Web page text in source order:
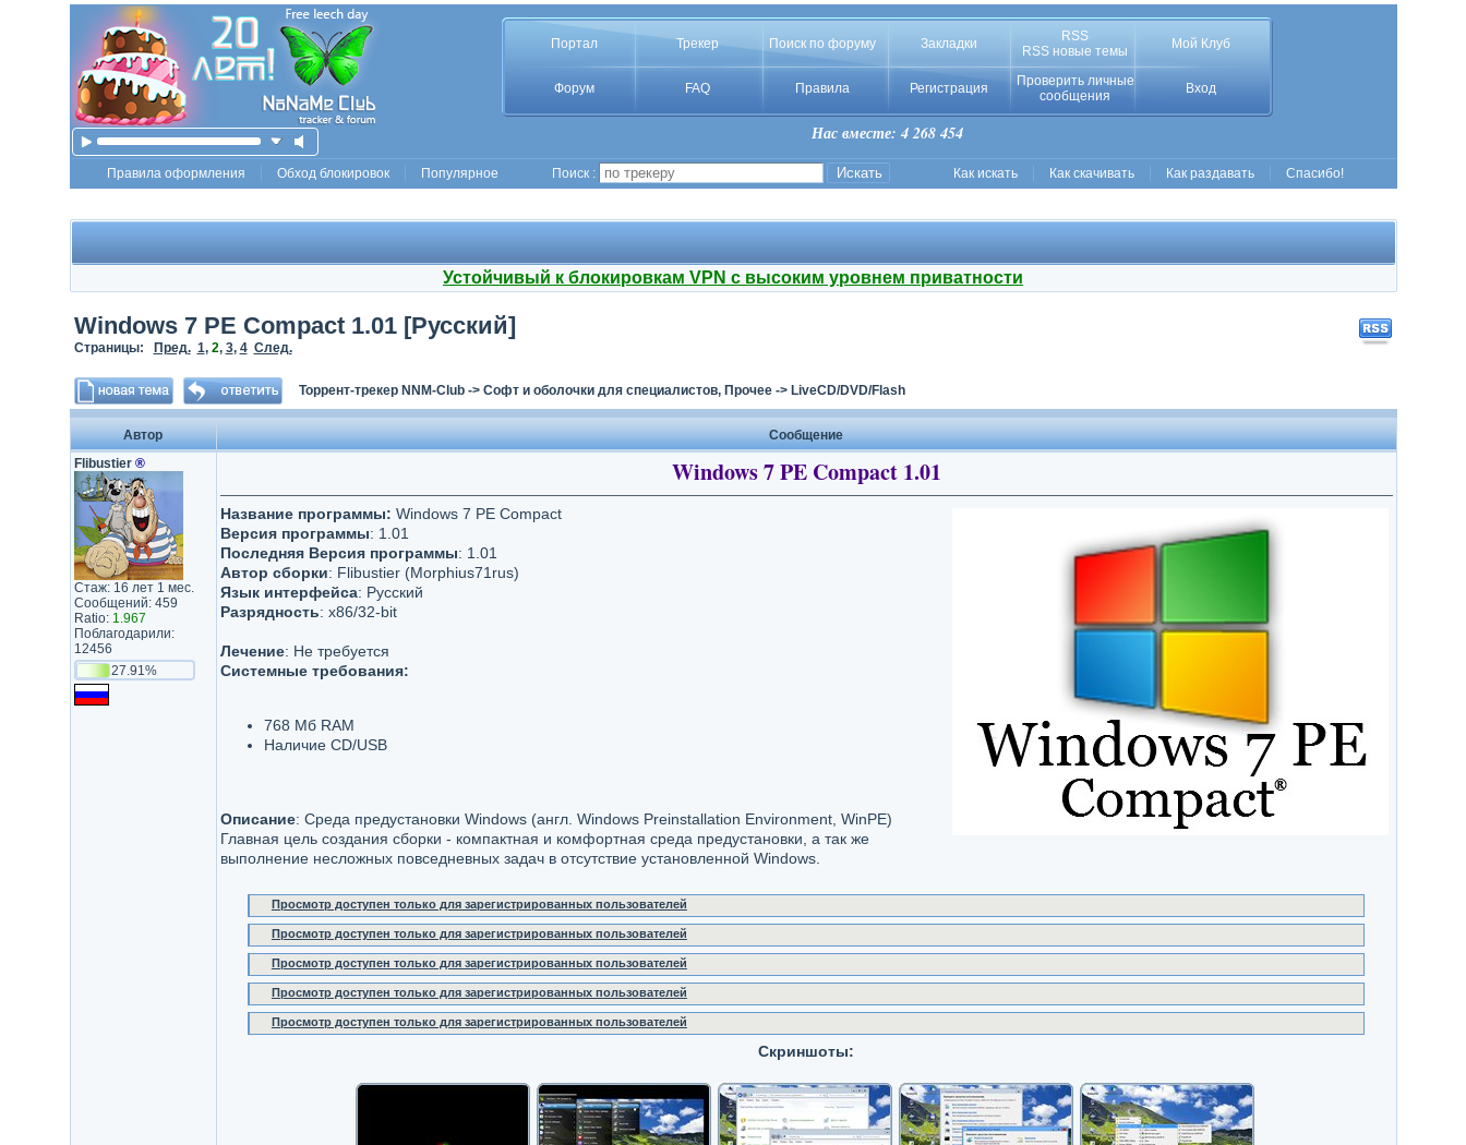
Портал Трекер Поиск по форуму Закладки
RSS
RSS новые темы
Мой Клуб
Форум FAQ Правила Регистрация
Проверить личные
сообщения
Вход
Нас вместе: 4 268 454
Правила оформления Обход блокировок Популярное Поиск : Как искать Как скачивать Как раздавать Спасибо!
Устойчивый к блокировкам VPN с высоким уровнем приватности
Windows 7 PE Compact 1.01 [Русский]
Страницы: Пред. 1, 2, 3, 4 След.
Торрент-трекер NNM-Club-> Софт и оболочки для специалистов, Прочее-> LiveCD/DVD/Flash
Автор
Сообщение
Flibustier ®
Стаж: 16 лет 1 мес.
Сообщений: 459
Ratio: 1.967
Поблагодарили:
12456
27.91%
Windows 7 PE Compact 1.01
Название программы: Windows 7 PE Compact
Версия программы: 1.01
Последняя Версия программы: 1.01
Автор сборки: Flibustier (Morphius71rus)
Язык интерфейса: Русский
Разрядность: x86/32-bit
Лечение: Не требуется
Системные требования:
768 Мб RAM
Наличие CD/USB
Описание: Среда предустановки Windows (англ. Windows Preinstallation Environment, WinPE)
Главная цель создания сборки - компактная и комфортная среда предустановки, а так же
выполнение несложных повседневных задач в отсутствие установленной Windows.
Просмотр доступен только для зарегистрированных пользователей
Просмотр доступен только для зарегистрированных пользователей
Просмотр доступен только для зарегистрированных пользователей
Просмотр доступен только для зарегистрированных пользователей
Просмотр доступен только для зарегистрированных пользователей
Скриншоты: